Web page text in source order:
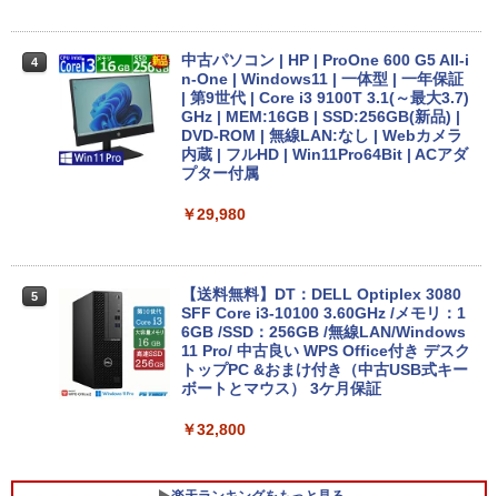
料無料 保証付き
￥15,800
エントリーで最大10倍！｜【Win11正式
対応モデル】アウトレット 第8世代 Core
画面中古PC 富士通 NEC DELL 新品SSD
ラ選択可 中古パソコン
￥22,399
Lenovo ThinkPad X13 Gen1 Gen2 Ge
e付き / SSD 256GB 512GB / メモリ 8G
ノートパソコン 中古パソコン 中古pc レ
4
中古パソコン | HP | ProOne 600 G5 All-i
n-One | Windows11 | 一体型 | 一年保証
| 第9世代 | Core i3 9100T 3.1(～最大3.7)
GHz | MEM:16GB | SSD:256GB(新品) |
DVD-ROM | 無線LAN:なし | Webカメラ
内蔵 | フルHD | Win11Pro64Bit | ACアダ
プター付属
￥29,980
5
【送料無料】DT：DELL Optiplex 3080
SFF Core i3-10100 3.60GHz /メモリ：1
6GB /SSD：256GB /無線LAN/Windows
11 Pro/ 中古良い WPS Office付き デスク
トップPC &おまけ付き（中古USB式キー
ボートとマウス） 3ケ月保証
￥32,800